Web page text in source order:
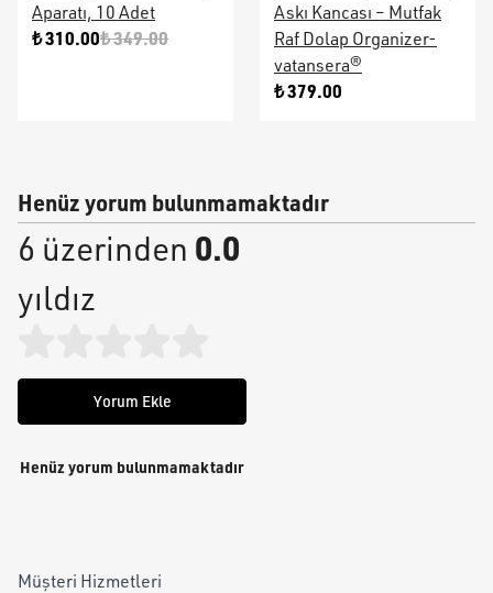
Aparatı, 10 Adet
₺ 310.00₺ 349.00
Askı Kancası – Mutfak
Raf Dolap Organizer-
vatansera®
₺ 379.00
Henüz yorum bulunmamaktadır
6 üzerinden 0.0
yıldız
Yorum Ekle
Henüz yorum bulunmamaktadır
Müşteri Hizmetleri